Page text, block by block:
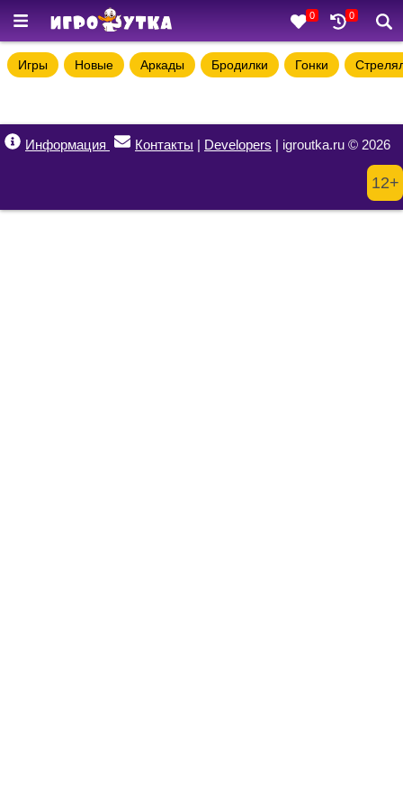
0 0
Игры Новые Аркады Бродилки Гонки
Информация Контакты | Developers | igroutka.ru © 2026
12+